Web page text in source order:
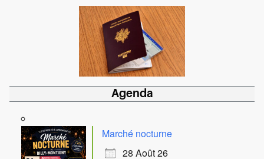
Agenda
Marché nocturne
28 Août 26